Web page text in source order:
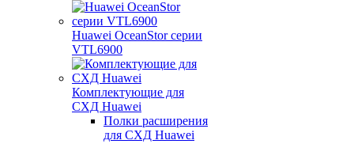
Huawei OceanStor серии
VTL6900
Комплектующие для
СХД Huawei
Полки расширения
для СХД Huawei